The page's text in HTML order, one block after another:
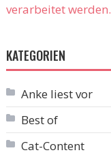
verarbeitet werden.
KATEGORIEN
Anke liest vor
Best of
Cat-Content